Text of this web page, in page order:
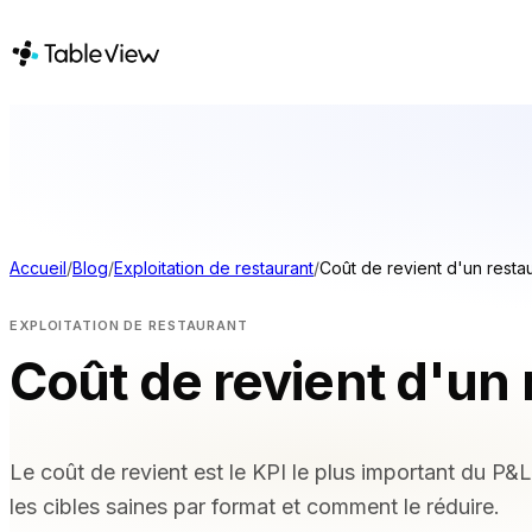
pour cuisine
Comptabilité
Paiements
Approvisionnement
commande sur mobile
Instant Site
Bars et
Camions-
virtuelles
Tableview
Accueil/Blog/Exploitation de restaurant/Coût de revient d'un
EXPLOITATION DE RESTAURANT
Coût de revient d'un
Le coût de revient est le KPI le plus important du
les cibles saines par format et comment le réduire.